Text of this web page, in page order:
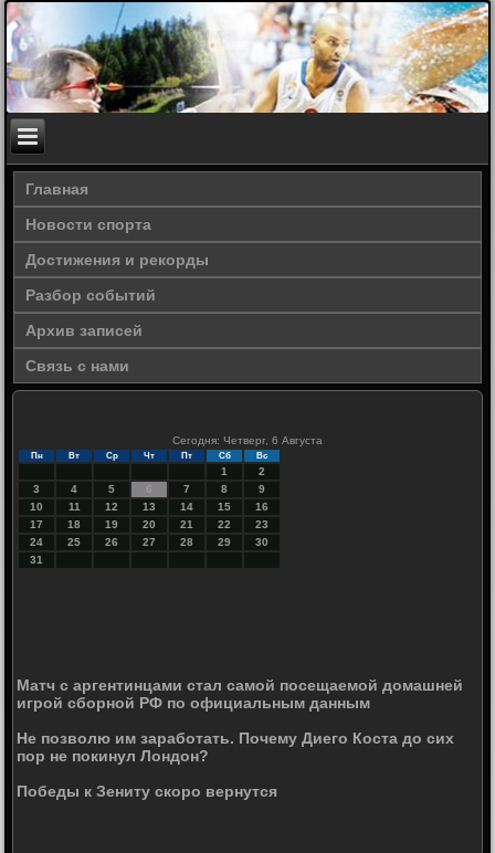
Главная
Новости спорта
Достижения и рекорды
Разбор событий
Архив записей
Связь с нами
Сегодня: Четверг, 6 Августа
Пн Вт Ср Чт Пт Сб Вс
1
2
3
4 5 6 7 8
9
10
11 12 13 14 15
16
17
18 19 20 21 22
23
24
25 26 27 28 29
30
31
Матч с аргентинцами стал самой посещаемой домашней
игрой сборной РФ по официальным данным
Не позволю им заработать. Почему Диего Коста до сих
пор не покинул Лондон?
Победы к Зениту скоро вернутся